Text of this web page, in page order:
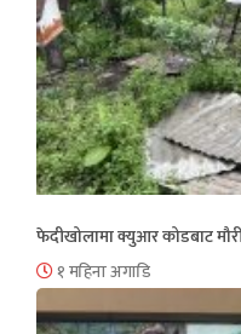
फेदीखोलामा क्युआर कोडबाट
१ महिना अगाडि